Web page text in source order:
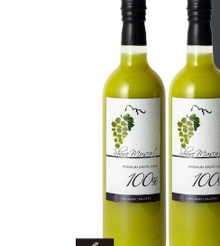
プレミアムライン シ
ストレート